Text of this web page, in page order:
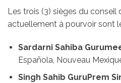
Les trois (3) sièges du conseil
actuellement à pourvoir sont
Sardarni Sahiba
Española, Nouveau
Singh Sahib GuruPrem